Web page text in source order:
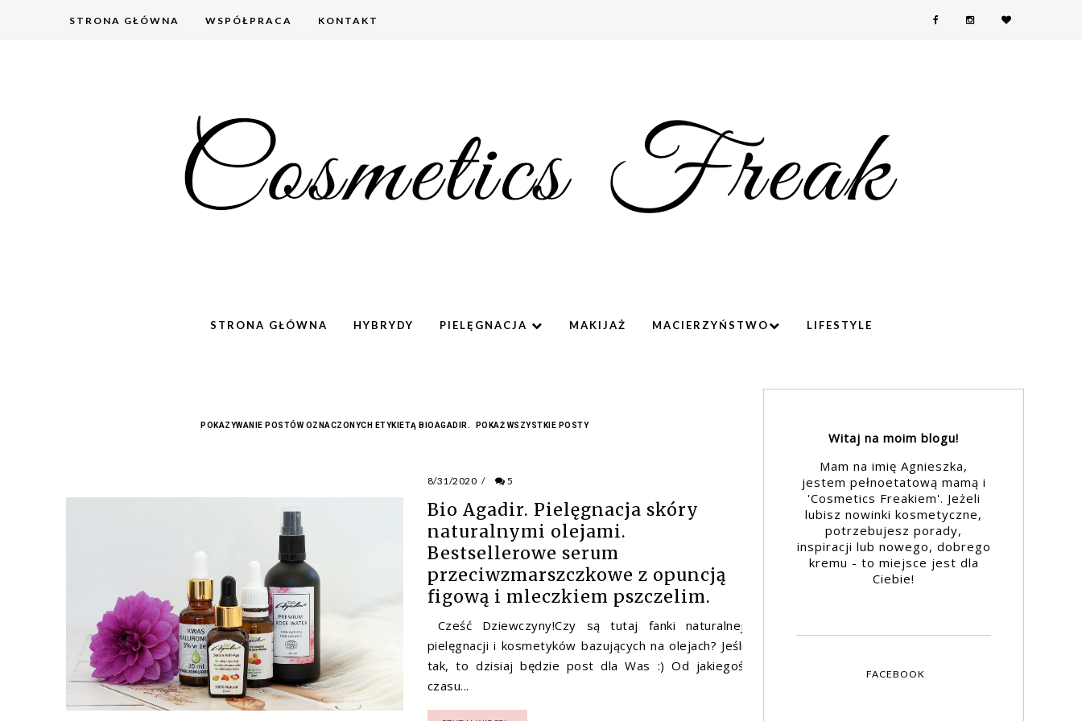
STRONA GŁÓWNA WSPÓŁPRACA KONTAKT
STRONA GŁÓWNA HYBRYDY PIELĘGNACJA MAKIJAŻ MACIERZYŃSTWO LIFESTYLE
POKAZYWANIE POSTÓW OZNACZONYCH ETYKIETĄ BIOAGADIR . POKAŻ WSZYSTKIE POSTY
8/31/2020 / 5
Bio Agadir. Pielęgnacja skóry
naturalnymi olejami.
Bestsellerowe serum
przeciwzmarszczkowe z opuncją
figową i mleczkiem pszczelim.
Cześć Dziewczyny!Czy są tutaj fanki naturalnej
pielęgnacji i kosmetyków bazujących na olejach? Jeśli
tak, to dzisiaj będzie post dla Was :) Od jakiegoś
czasu...
Witaj na moim blogu!
Mam na imię Agnieszka,
jestem pełnoetatową mamą i
'Cosmetics Freakiem'. Jeżeli
lubisz nowinki kosmetyczne,
potrzebujesz porady,
inspiracji lub nowego, dobrego
kremu - to miejsce jest dla
Ciebie!
FACEBOOK